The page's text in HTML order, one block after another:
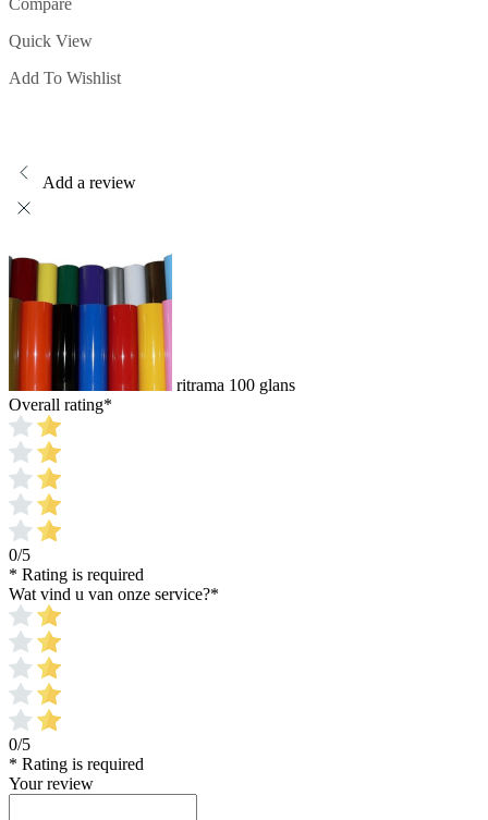
product
meerdere
Deze
worden
op
de
productpagina
Quick View
Add To Wishlist
Add a review
ritrama 100 glans
Overall rating*
0/5
* Rating is required
Wat vind u van onze service?*
0/5
* Rating is required
Your review